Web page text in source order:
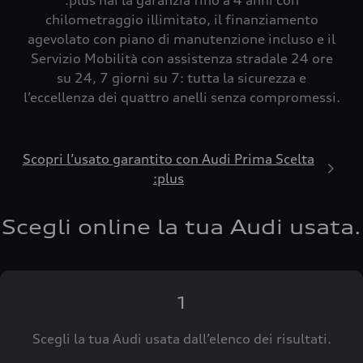
chilometraggio illimitato, il finanziamento
agevolato con piano di manutenzione incluso e il
Servizio Mobilità con assistenza stradale 24 ore
su 24, 7 giorni su 7: tutta la sicurezza e
l’eccellenza dei quattro anelli senza compromessi.
Scopri l’usato garantito con Audi Prima Scelta
:plus
Scegli online la tua Audi usata.
1
Scegli la tua Audi usata dall’elenco dei risultati.